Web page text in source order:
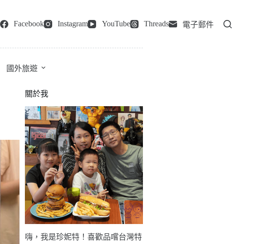
Facebook Instagram YouTube Threads 電子郵件
國外旅遊
關於我
嗨，我是珍妮特！喜歡品嚐台灣特